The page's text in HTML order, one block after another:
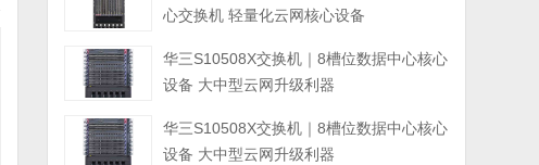
心交换机 轻量化云网核心设备
华三S10508X交换机｜8槽位数据中心核心
设备 大中型云网升级利器
华三S10508X交换机｜8槽位数据中心核心
设备 大中型云网升级利器